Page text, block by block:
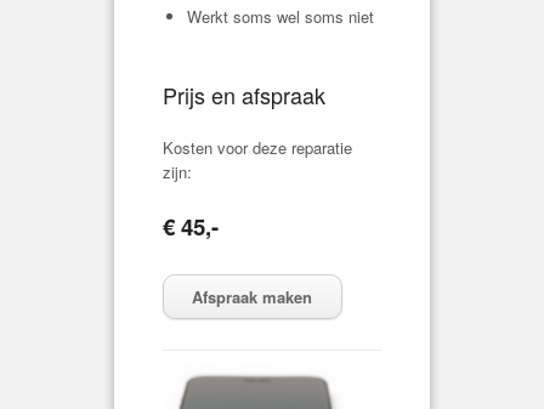
Werkt soms wel soms niet
Prijs en afspraak
Kosten voor deze reparatie
zijn:
€ 45,-
Afspraak maken